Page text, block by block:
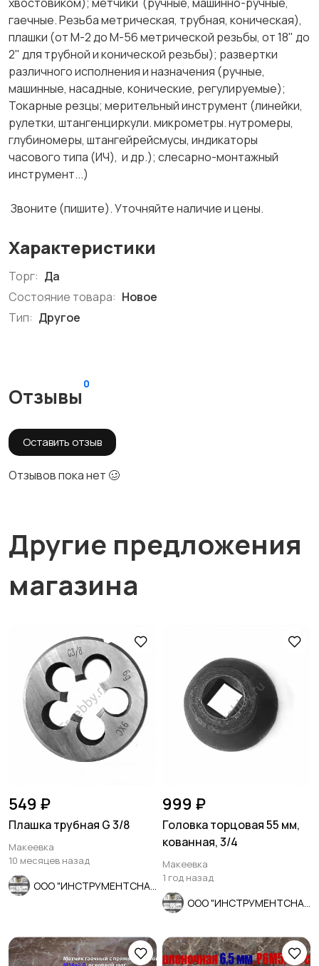
гаечные. Резьба метрическая, трубная, коническая),
плашки (от М-2 до М-56 метрической резьбы, от 18" до
2" для трубной и конической резьбы); развертки
различного исполнения и назначения (ручные,
машинные, насадные, конические, регулируемые);
Токарные резцы; мерительный инструмент (линейки,
рулетки, штангенциркули. микрометры. нутромеры,
глубиномеры, штангейрейсмусы, индикаторы
часового типа (ИЧ), и др.); слесарно-монтажный
инструмент...)
Звоните (пишите). Уточняйте наличие и цены.
Характеристики
Торг: Да
Состояние товара: Новое
Тип: Другое
Отзывы
0
Оставить отзыв
Отзывов пока нет 🥴
Другие предложения
магазина
549 ₽
Плашка трубная G 3/8
Макеевка
10 месяцев назад
999 ₽
Головка торцовая 55 мм,
кованная, 3/4
Макеевка
1 год назад